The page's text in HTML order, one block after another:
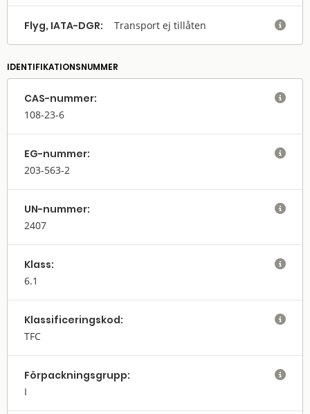
Flyg, IATA-DGR: Transport ej tillåten 
IDENTIFIKATIONSNUMMER
CAS-nummer:
108-23-6

EG-nummer:
203-563-2

UN-nummer:
2407

Klass:
6.1

Klassifi­cerings­kod:
TFC

Förpack­nings­grupp:
I
